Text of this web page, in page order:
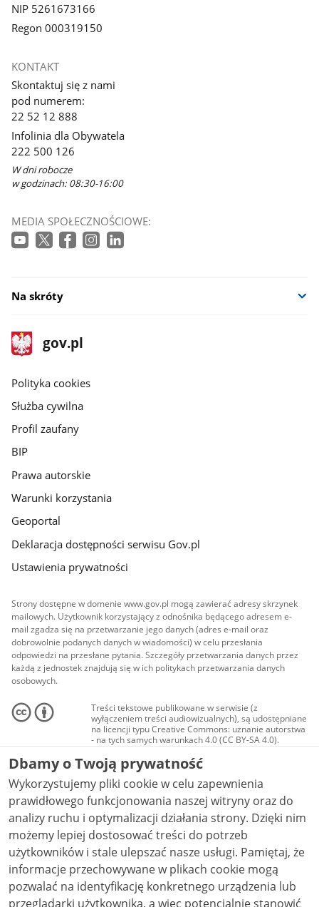
NIP 5261673166
Regon 000319150
KONTAKT
Skontaktuj się z nami
pod numerem:
22 52 12 888
Infolinia dla Obywatela
222 500 126
W dni robocze
w godzinach: 08:30-16:00
MEDIA SPOŁECZNOŚCIOWE:
Na skróty
stopka
gov.pl
Strona
gov.pl
gov.pl
Polityka cookies
Służba cywilna
Profil zaufany
BIP
Prawa autorskie
Warunki korzystania
Geoportal
Deklaracja dostępności serwisu Gov.pl
Ustawienia prywatności
Strony dostępne w domenie www.gov.pl mogą zawierać adresy skrzynek
mailowych. Użytkownik korzystający z odnośnika będącego adresem e-
mail zgadza się na przetwarzanie jego danych (adres e-mail oraz
dobrowolnie podanych danych w wiadomości) w celu przesłania
odpowiedzi na przesłane pytania. Szczegóły przetwarzania danych przez
każdą z jednostek znajdują się w ich politykach przetwarzania danych
osobowych.
Treści tekstowe publikowane w serwisie (z
wyłączeniem treści audiowizualnych), są udostępniane
na licencji typu Creative Commons: uznanie autorstwa
- na tych samych warunkach 4.0 (CC BY-SA 4.0).
Materiały audiowizualne, w tym zdjęcia, materiały
audio i wideo, są udostępniane na licencji typu
Creative Commons: uznanie autorstwa użycie
niekomercyjne - bez utworów zależnych 4.0 (CC BY-
NC-ND 4.0), o ile nie jest to stwierdzone inaczej.
Dbamy o Twoją prywatność
Wykorzystujemy pliki cookie w celu zapewnienia
prawidłowego funkcjonowania naszej witryny oraz do
analizy ruchu i optymalizacji działania strony. Dzięki nim
możemy lepiej dostosować treści do potrzeb
użytkowników i stale ulepszać nasze usługi. Pamiętaj, że
informacje przechowywane w plikach cookie mogą
pozwalać na identyfikację konkretnego urządzenia lub
przeglądarki użytkownika, a więc potencjalnie stanowić